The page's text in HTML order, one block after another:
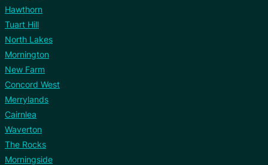
Hawthorn
Tuart Hill
North Lakes
Mornington
New Farm
Concord West
Merrylands
Cairnlea
Waverton
The Rocks
Morningside